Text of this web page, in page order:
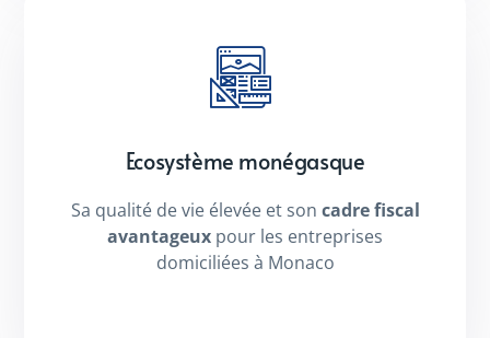
Ecosystème monégasque
Sa qualité de vie élevée et son cadre fiscal
avantageux pour les entreprises
domiciliées à Monaco